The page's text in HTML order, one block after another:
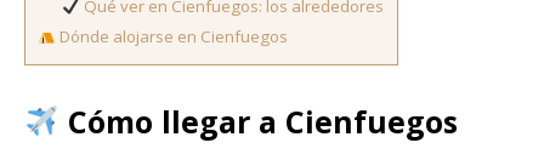
Qué ver en Cienfuegos: los alrededores
Dónde alojarse en Cienfuegos
Cómo llegar a Cienfuegos